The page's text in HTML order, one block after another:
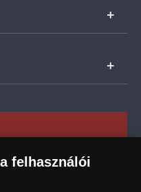
14 napon belül
időközben kifizette a
9.00 és 17.00
15.00 óra között)
felhasználói